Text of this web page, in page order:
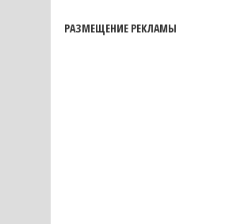
РАЗМЕЩЕНИЕ РЕКЛАМЫ